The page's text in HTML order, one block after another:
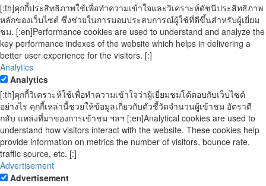
[:th]คุกกี้ประสิทธิภาพใช้เพื่อทำความเข้าใจและวิเคราะห์ดัชนีประสิทธิภาพ
หลักของเว็บไซต์ ซึ่งช่วยในการมอบประสบการณ์ผู้ใช้ที่ดีขึ้นสำหรับผู้เยี่ยม
ชม. [:en]Performance cookies are used to understand and analyze the
key performance indexes of the website which helps in delivering a
better user experience for the visitors. [:]
Analytics
Analytics
[:th]คุกกี้วิเคราะห์ใช้เพื่อทำความเข้าใจว่าผู้เยี่ยมชมโต้ตอบกับเว็บไซต์
อย่างไร คุกกี้เหล่านี้ช่วยให้ข้อมูลเกี่ยวกับตัวชี้วัดจำนวนผู้เข้าชม อัตราตี
กลับ แหล่งที่มาของการเข้าชม ฯลฯ [:en]Analytical cookies are used to
understand how visitors interact with the website. These cookies help
provide information on metrics the number of visitors, bounce rate,
traffic source, etc. [:]
Advertisement
Advertisement